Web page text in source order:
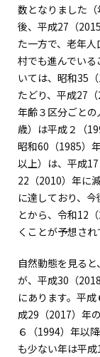
数となりました
後、平成27（
た一方で、老年
村でも進んでい
いては、昭和35
たどり、平成27
年齢３区分ごと
歳）は平成２（
昭和60（1985）
以上）は、平成
22（2010）年に
に達しており、
とから、令和12
くことが予想され
自然動態を見る
が、平成30（
にあります。平
成29（2017）年
６（1994）年以
も少ない年は平